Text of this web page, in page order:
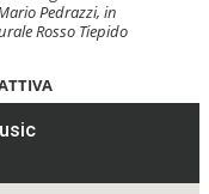
Pedrazzi, in
Rosso Tiepido